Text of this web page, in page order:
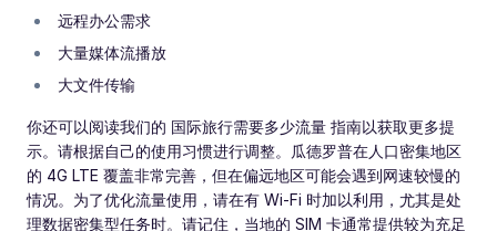
远程办公需求
大量媒体流播放
大文件传输
你还可以阅读我们的 国际旅行需要多少流量 指南以获取更多提
示。请根据自己的使用习惯进行调整。瓜德罗普在人口密集地区
的 4G LTE 覆盖非常完善，但在偏远地区可能会遇到网速较慢的
情况。为了优化流量使用，请在有 Wi-Fi 时加以利用，尤其是处
理数据密集型任务时。请记住，当地的 SIM 卡通常提供较为充足